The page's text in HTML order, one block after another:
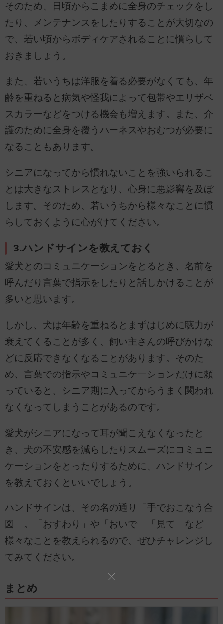
そのため、日頃からこまめに全身のチェックをし
たり、メンテナンスをしたりすることが大切なの
で、若い頃からボディケアされることに慣らして
おきましょう。
また、若いうちは洋服を着る必要がなくても、年
齢を重ねると病気や怪我によって包帯やエリザベ
スカラーなどをつける機会も増えます。また、介
護のために全身を覆うハーネスやおむつが必要に
なることもあります。
シニアになってから慣れないことを強いられるこ
とは大きなストレスとなり、心身に悪影響を及ぼ
します。そのため、若いうちから様々なことに慣
らしておくように心がけてください。
3.ハンドサインを教えておく
愛犬とのコミュニケーションをとるとき、名前を
呼んだり言葉で指示をしたりと話しかけることが
多いと思います。
しかし、犬は年齢を重ねるとまずはじめに聴力が
衰えてくることが多く、飼い主さんの呼びかけな
どに反応できなくなることがあります。そのた
め、言葉での指示やコミュニケーションだけに頼
っていると、シニア期に入ってからうまく関われ
なくなってしまうことがあるのです。
愛犬がシニアになって耳が聞こえなくなったと
き、犬の不安感を減らしたりスムーズにコミュニ
ケーションをとったりするために、ハンドサイン
を教えておくといいでしょう。
ハンドサインは、その名の通り「手でおこなう合
図」。「おすわり」や「おいで」「見て」など
様々なことを教えられるので、ぜひチャレンジし
てみてください。
まとめ